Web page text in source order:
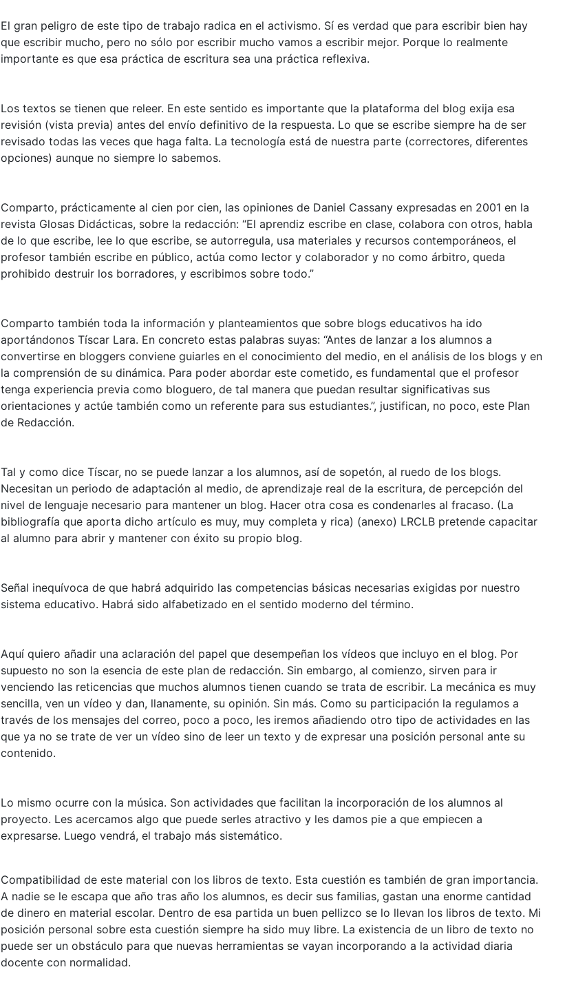
El gran peligro de este tipo de trabajo radica en el activismo. Sí es verdad que para escribir bien hay
que escribir mucho, pero no sólo por escribir mucho vamos a escribir mejor. Porque lo realmente
importante es que esa práctica de escritura sea una práctica reflexiva.
Los textos se tienen que releer. En este sentido es importante que la plataforma del blog exija esa
revisión (vista previa) antes del envío definitivo de la respuesta. Lo que se escribe siempre ha de ser
revisado todas las veces que haga falta. La tecnología está de nuestra parte (correctores, diferentes
opciones) aunque no siempre lo sabemos.
Comparto, prácticamente al cien por cien, las opiniones de Daniel Cassany expresadas en 2001 en la
revista Glosas Didácticas, sobre la redacción: “El aprendiz escribe en clase, colabora con otros, habla
de lo que escribe, lee lo que escribe, se autorregula, usa materiales y recursos contemporáneos, el
profesor también escribe en público, actúa como lector y colaborador y no como árbitro, queda
prohibido destruir los borradores, y escribimos sobre todo.”
Comparto también toda la información y planteamientos que sobre blogs educativos ha ido
aportándonos Tíscar Lara. En concreto estas palabras suyas: “Antes de lanzar a los alumnos a
convertirse en bloggers conviene guiarles en el conocimiento del medio, en el análisis de los blogs y en
la comprensión de su dinámica. Para poder abordar este cometido, es fundamental que el profesor
tenga experiencia previa como bloguero, de tal manera que puedan resultar significativas sus
orientaciones y actúe también como un referente para sus estudiantes.”, justifican, no poco, este Plan
de Redacción.
Tal y como dice Tíscar, no se puede lanzar a los alumnos, así de sopetón, al ruedo de los blogs.
Necesitan un periodo de adaptación al medio, de aprendizaje real de la escritura, de percepción del
nivel de lenguaje necesario para mantener un blog. Hacer otra cosa es condenarles al fracaso. (La
bibliografía que aporta dicho artículo es muy, muy completa y rica) (anexo) LRCLB pretende capacitar
al alumno para abrir y mantener con éxito su propio blog.
Señal inequívoca de que habrá adquirido las competencias básicas necesarias exigidas por nuestro
sistema educativo. Habrá sido alfabetizado en el sentido moderno del término.
Aquí quiero añadir una aclaración del papel que desempeñan los vídeos que incluyo en el blog. Por
supuesto no son la esencia de este plan de redacción. Sin embargo, al comienzo, sirven para ir
venciendo las reticencias que muchos alumnos tienen cuando se trata de escribir. La mecánica es muy
sencilla, ven un vídeo y dan, llanamente, su opinión. Sin más. Como su participación la regulamos a
través de los mensajes del correo, poco a poco, les iremos añadiendo otro tipo de actividades en las
que ya no se trate de ver un vídeo sino de leer un texto y de expresar una posición personal ante su
contenido.
Lo mismo ocurre con la música. Son actividades que facilitan la incorporación de los alumnos al
proyecto. Les acercamos algo que puede serles atractivo y les damos pie a que empiecen a
expresarse. Luego vendrá, el trabajo más sistemático.
Compatibilidad de este material con los libros de texto. Esta cuestión es también de gran importancia.
A nadie se le escapa que año tras año los alumnos, es decir sus familias, gastan una enorme cantidad
de dinero en material escolar. Dentro de esa partida un buen pellizco se lo llevan los libros de texto. Mi
posición personal sobre esta cuestión siempre ha sido muy libre. La existencia de un libro de texto no
puede ser un obstáculo para que nuevas herramientas se vayan incorporando a la actividad diaria
docente con normalidad.